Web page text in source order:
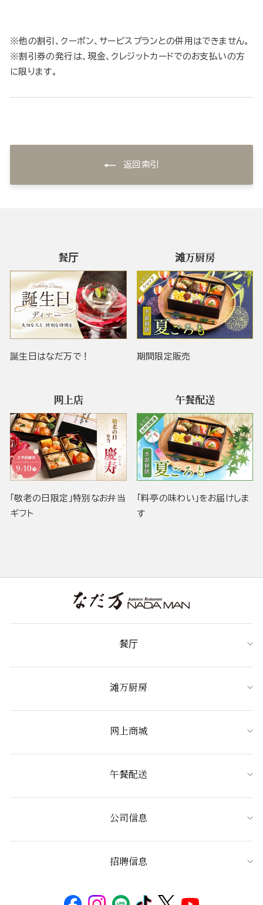
※他の割引、クーポン、サービスプランとの併用はできません。
※割引券の発行は、現金、クレジットカードでのお支払いの方
に限ります。
返回索引
餐厅
誕生日はなだ万で！
滩万厨房
期間限定販売
网上店
「敬老の日限定」特別なお弁当
ギフト
午餐配送
「料亭の味わい」をお届けしま
す
餐厅
滩万厨房
网上商城
午餐配送
公司信息
招聘信息